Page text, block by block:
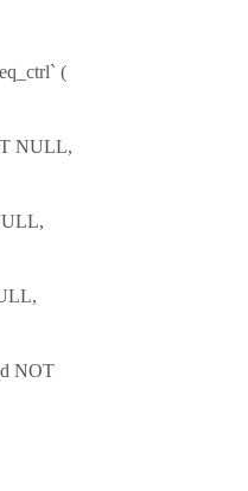
(
NULL,
NOT